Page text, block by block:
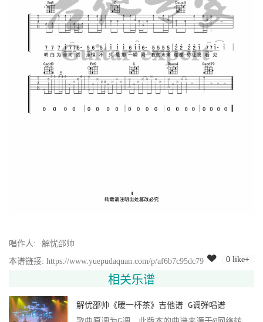
唱作人:
解忧邵帅
本谱链接: https://www.yuepudaquan.com/p/af6b7c95dc79
0 like+
相关乐谱
解忧邵帅《暖一杯茶》吉他谱 G调弹唱谱